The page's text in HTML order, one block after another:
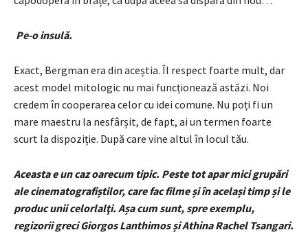
Pe-o insulă.
Exact, Bergman era din aceștia. Îl respect foarte mult, dar
acest model mitologic nu mai funcționează astăzi. Noi
credem în cooperarea celor cu idei comune. Nu poți fi un
mare maestru la nesfârșit, de fapt, ai un termen foarte
scurt la dispoziție. După care vine altul în locul tău.
Aceasta e un caz oarecum tipic. Peste tot apar mici grupări
ale cinematografiștilor, care fac filme și în același timp și le
produc unii celorlalţi. Așa cum sunt, spre exemplu,
regizorii greci Giorgos Lanthimos și Athina Rachel Tsangari.